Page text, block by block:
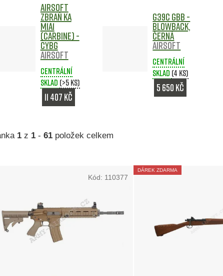
Airsoft
zbraň KA
M1A1
(Carbine) -
CYBG
Airsoft
Centrální
sklad (>5 ks)
11 407 Kč
G39C GBB -
blowback,
černá
Airsoft
Centrální
sklad (4 ks)
5 650 Kč
1z 1- 61položek celkem
Kód: 110377
DÁREK ZDARMA